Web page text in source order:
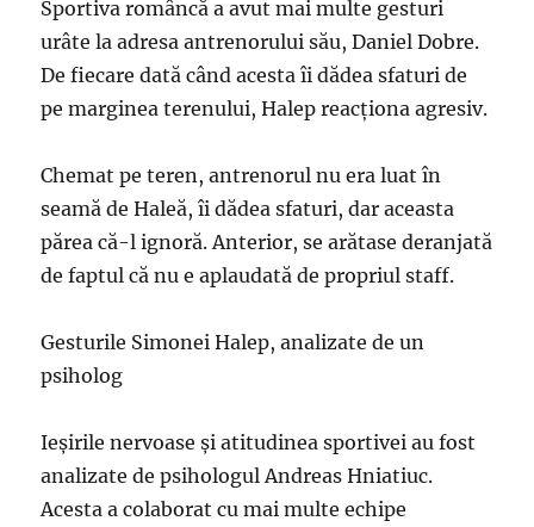
Sportiva româncă a avut mai multe gesturi
urâte la adresa antrenorului său, Daniel Dobre.
De fiecare dată când acesta îi dădea sfaturi de
pe marginea terenului, Halep reacționa agresiv.
Chemat pe teren, antrenorul nu era luat în
seamă de Haleă, îi dădea sfaturi, dar aceasta
părea că-l ignoră. Anterior, se arătase deranjată
de faptul că nu e aplaudată de propriul staff.
Gesturile Simonei Halep, analizate de un
psiholog
Ieșirile nervoase și atitudinea sportivei au fost
analizate de psihologul Andreas Hniatiuc.
Acesta a colaborat cu mai multe echipe